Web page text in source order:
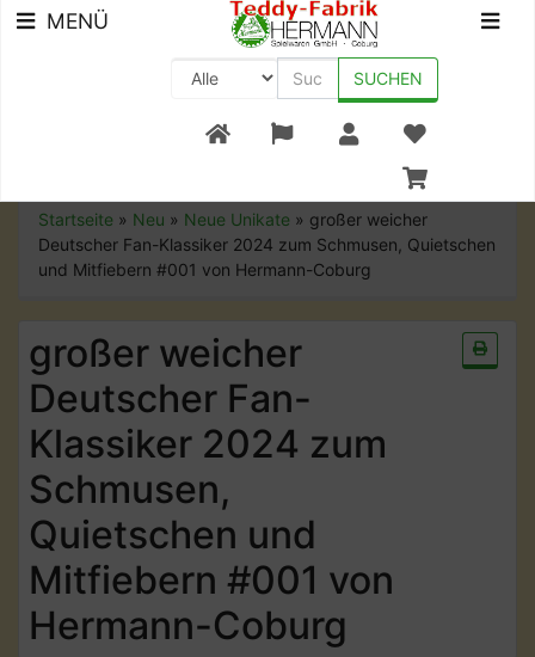
+49 (0) 9561-8590-0
MENÜ
SUCHEN
Startseite » Neu » Neue Unikate » großer weicher
Deutscher Fan-Klassiker 2024 zum Schmusen, Quietschen
und Mitfiebern #001 von Hermann-Coburg
großer weicher
Deutscher Fan-
Klassiker 2024 zum
Schmusen,
Quietschen und
Mitfiebern #001 von
Hermann-Coburg